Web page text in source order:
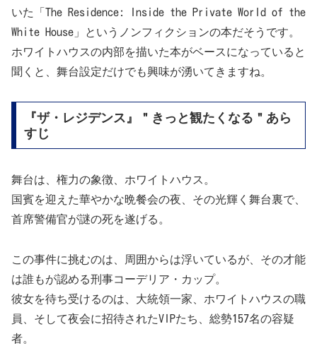
いた「The Residence: Inside the Private World of the
White House」というノンフィクションの本だそうです。
ホワイトハウスの内部を描いた本がベースになっていると
聞くと、舞台設定だけでも興味が湧いてきますね。
『ザ・レジデンス』＂きっと観たくなる＂あら
すじ
舞台は、権力の象徴、ホワイトハウス。
国賓を迎えた華やかな晩餐会の夜、その光輝く舞台裏で、
首席警備官が謎の死を遂げる。
この事件に挑むのは、周囲からは浮いているが、その才能
は誰もが認める刑事コーデリア・カップ。
彼女を待ち受けるのは、大統領一家、ホワイトハウスの職
員、そして夜会に招待されたVIPたち、総勢157名の容疑
者。